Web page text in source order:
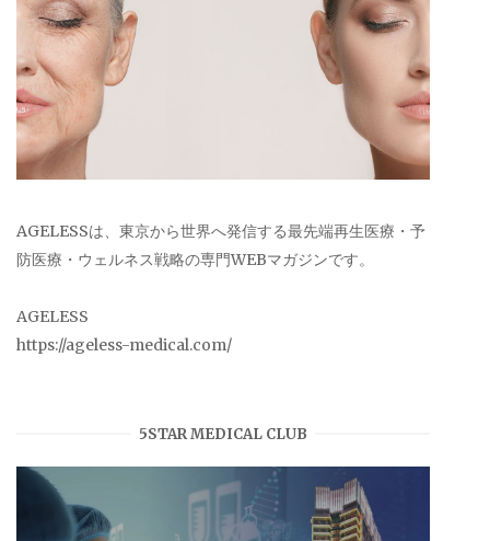
AGELESSは、東京から世界へ発信する最先端再生医療・予
防医療・ウェルネス戦略の専門WEBマガジンです。
AGELESS
https://ageless-medical.com/
5STAR MEDICAL CLUB